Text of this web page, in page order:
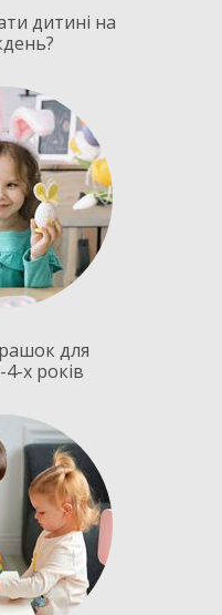
дитині на
для
х років